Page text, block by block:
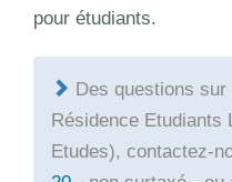
pour étudiants.
Des questions
Résidence Etudiants
Etudes), contactez-